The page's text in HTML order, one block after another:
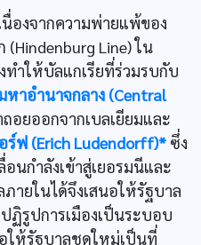
องจากความพ่ายแพ้ของ
Line) ใน
ำให้บัลแกเรียที่ร่วมรบกับ
หาอำนาจกลาง (Central
อยออกจากเบลเยียมและ
ร์ฟ (Erich Ludendorff)* ซึ่ง
นกำลังเข้าสู่เยอรมนีและ
ายในได้จึงเสนอให้รัฐบาล
ฏิรูปการเมืองเป็นระบอบ
ให้รัฐบาลชุดใหม่เป็นที่